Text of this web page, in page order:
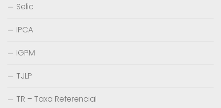
Selic
IPCA
IGPM
TJLP
TR – Taxa Referencial